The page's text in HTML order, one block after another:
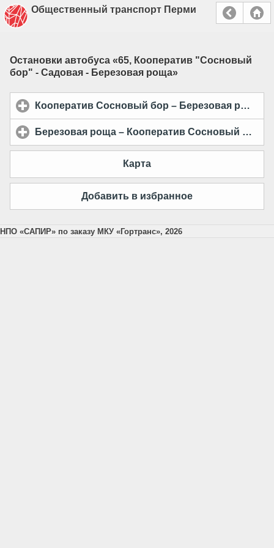
Общественный транспорт Перми
Остановки автобуса «65, Кооператив "Сосновый
бор" - Садовая - Березовая роща»
Кооператив Сосновый бор – Березовая роща
Березовая роща – Кооператив Сосновый бор
Карта
Добавить в избранное
НПО «САПИР» по заказу МКУ «Гортранс», 2026